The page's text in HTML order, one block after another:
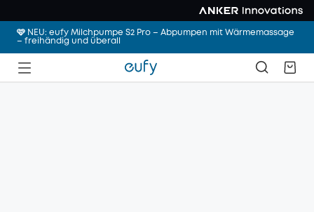
🩷 NEU: eufy Milchpumpe S2 Pro – Abpumpen mit Wärmemassage
– freihändig und überall